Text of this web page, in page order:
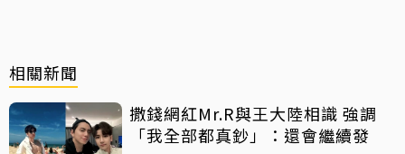
相關新聞
撒錢網紅Mr.R與王大陸相識 強調
「我全部都真鈔」：還會繼續發